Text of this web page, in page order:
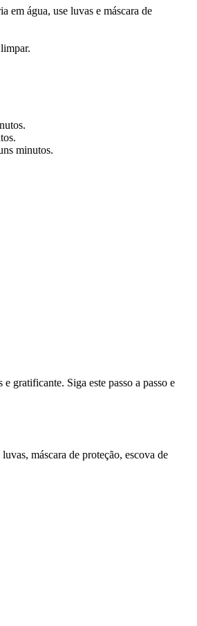
em água, use luvas e máscara de
minutos.
gratificante. Siga este passo a passo e
máscara de proteção, escova de